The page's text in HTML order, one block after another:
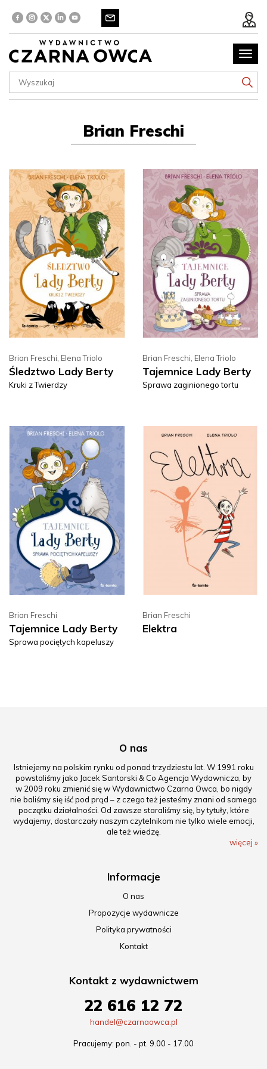
menu
Brian Freschi
Brian Freschi Elena Triolo
Śledztwo Lady Berty
Kruki z Twierdzy
Brian Freschi Elena Triolo
Tajemnice Lady Berty
Sprawa zaginionego tortu
Brian Freschi
Tajemnice Lady Berty
Sprawa pociętych kapeluszy
Brian Freschi
Elektra
O nas
Istniejemy na polskim rynku od ponad trzydziestu lat. W 1991 roku
powstaliśmy jako Jacek Santorski & Co Agencja Wydawnicza, by
w 2009 roku zmienić się w Wydawnictwo Czarna Owca, bo nigdy
nie baliśmy się iść pod prąd – z czego też jesteśmy znani od samego
początku działalności. Od zawsze staraliśmy się, by tytuły, które
wydajemy, dostarczały naszym czytelnikom nie tylko wiele emocji,
ale też wiedzę.
więcej »
Informacje
O nas
Propozycje wydawnicze
Polityka prywatności
Kontakt
Kontakt z wydawnictwem
22 616 12 72
handel@czarnaowca.pl
Pracujemy: pon. - pt. 9.00 - 17.00